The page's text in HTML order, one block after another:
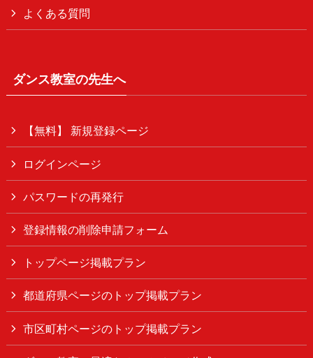
よくある質問
ダンス教室の先生へ
【無料】 新規登録ページ
ログインページ
パスワードの再発行
登録情報の削除申請フォーム
トップページ掲載プラン
都道府県ページのトップ掲載プラン
市区町村ページのトップ掲載プラン